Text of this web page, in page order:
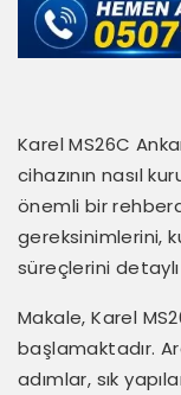
Karel MS26C
cihazının nasıl
önemli bir
gereksinimlerini,
süreçlerini
Makale, Karel
başlamaktadır.
adımlar, sık